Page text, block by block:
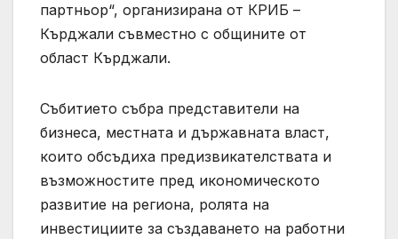
партньор“, организирана от КРИБ –
Кърджали съвместно с общините от
област Кърджали.
Събитието събра представители на
бизнеса, местната и държавната власт,
които обсъдиха предизвикателствата и
възможностите пред икономическото
развитие на региона, ролята на
инвестициите за създаването на работни